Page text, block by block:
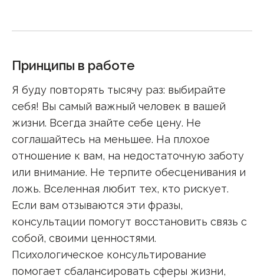
Принципы в работе
Я буду повторять тысячу раз: выбирайте
себя! Вы самый важный человек в вашей
жизни. Всегда знайте себе цену. Не
соглашайтесь на меньшее. На плохое
отношение к вам, на недостаточную заботу
или внимание. Не терпите обесценивания и
ложь. Вселенная любит тех, кто рискует.
Если вам отзываются эти фразы,
консультации помогут восстановить связь с
собой, своими ценностями.
Психологическое консультирование
помогает сбалансировать сферы жизни,